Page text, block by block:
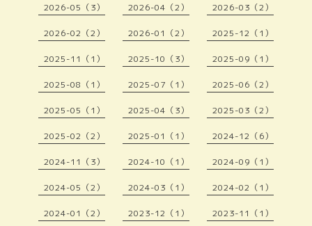
2026-05（3） 2026-04（2） 2026-03（2）
2026-02（2） 2026-01（2） 2025-12（1）
2025-11（1） 2025-10（3） 2025-09（1）
2025-08（1） 2025-07（1） 2025-06（2）
2025-05（1） 2025-04（3） 2025-03（2）
2025-02（2） 2025-01（1） 2024-12（6）
2024-11（3） 2024-10（1） 2024-09（1）
2024-05（2） 2024-03（1） 2024-02（1）
2024-01（2） 2023-12（1） 2023-11（1）